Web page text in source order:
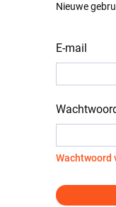
Nieuwe
E-mail
Wachtwoord